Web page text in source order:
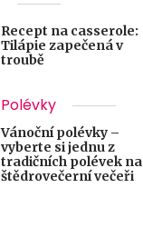
Recept na casserole:
Tilápie zapečená v
troubě
Polévky
Vánoční polévky –
vyberte si jednu z
tradičních polévek na
štědrovečerní večeři